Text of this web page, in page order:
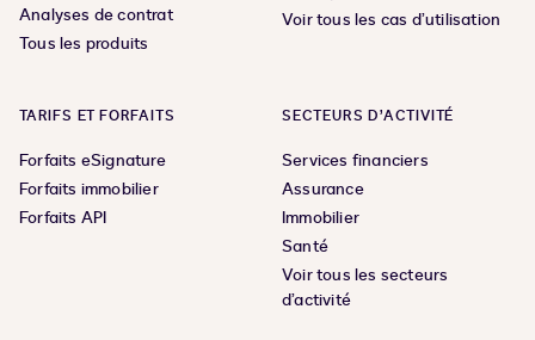
Analyses de contrat
Tous les produits
Voir tous les cas d’utilisation
TARIFS ET FORFAITS
Forfaits eSignature
Forfaits immobilier
Forfaits API
SECTEURS D’ACTIVITÉ
Services financiers
Assurance
Immobilier
Santé
Voir tous les secteurs
d’activité